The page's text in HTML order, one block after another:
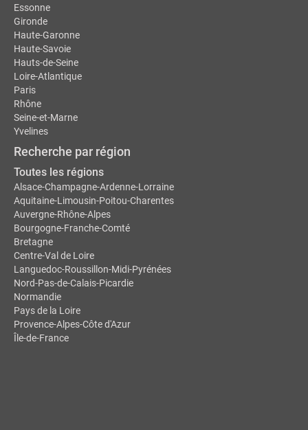
Essonne
Gironde
Haute-Garonne
Haute-Savoie
Hauts-de-Seine
Loire-Atlantique
Paris
Rhône
Seine-et-Marne
Yvelines
Recherche par région
Toutes les régions
Alsace-Champagne-Ardenne-Lorraine
Aquitaine-Limousin-Poitou-Charentes
Auvergne-Rhône-Alpes
Bourgogne-Franche-Comté
Bretagne
Centre-Val de Loire
Languedoc-Roussillon-Midi-Pyrénées
Nord-Pas-de-Calais-Picardie
Normandie
Pays de la Loire
Provence-Alpes-Côte d'Azur
Île-de-France